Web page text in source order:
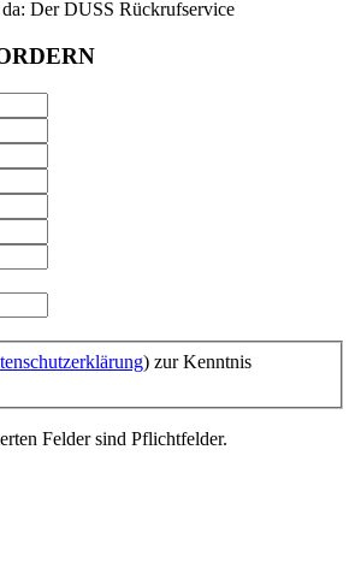
) zur Kenntnis
Felder sind Pflichtfelder.